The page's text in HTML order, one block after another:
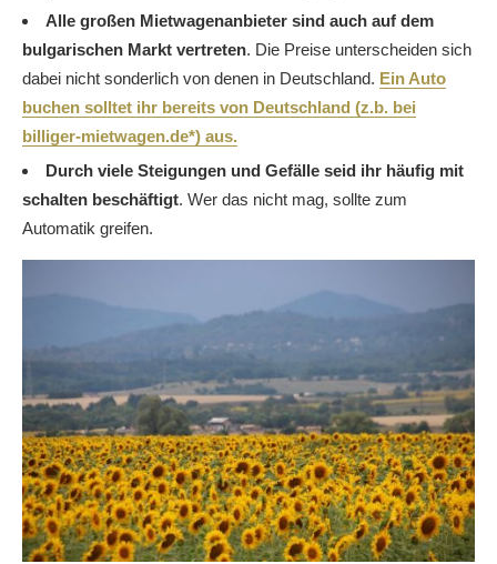
Alle großen Mietwagenanbieter sind auch auf dem
bulgarischen Markt vertreten. Die Preise unterscheiden sich
dabei nicht sonderlich von denen in Deutschland. Ein Auto
buchen solltet ihr bereits von Deutschland (z.b. bei
billiger-mietwagen.de*) aus.
Durch viele Steigungen und Gefälle seid ihr häufig mit
schalten beschäftigt. Wer das nicht mag, sollte zum
Automatik greifen.